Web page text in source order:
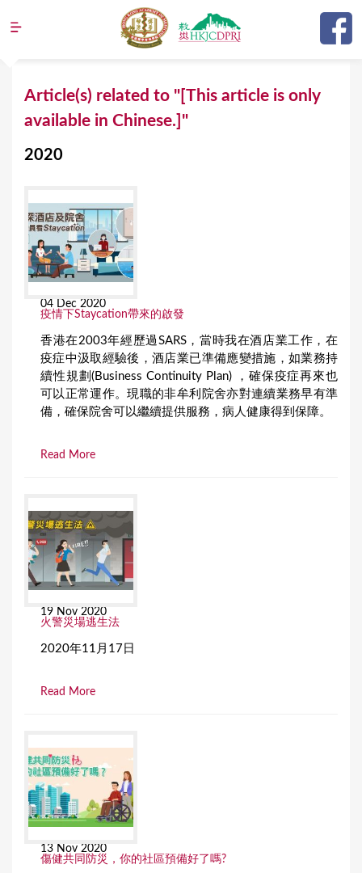
Jump to navigation
Article(s) related to "[This article is only
available in Chinese.]"
2020
04 Dec 2020
疫情下Staycation帶來的啟發
香港在2003年經歷過SARS，當時我在酒店業工作，在
疫症中汲取經驗後，酒店業已準備應變措施，如業務持
續性規劃(Business Continuity Plan) ，確保疫症再來也
可以正常運作。現職的非牟利院舍亦對連續業務早有準
備，確保院舍可以繼續提供服務，病人健康得到保障。
Read More
19 Nov 2020
火警災場逃生法
2020年11月17日
Read More
13 Nov 2020
傷健共同防災，你的社區預備好了嗎?